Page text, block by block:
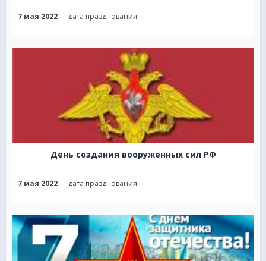
7 мая 2022— дата празднования
День создания вооруженных сил РФ
7 мая 2022— дата празднования